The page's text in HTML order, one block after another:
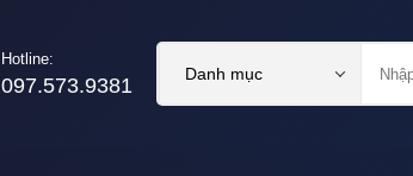
Hotline:
097.573.9381 Danh mục